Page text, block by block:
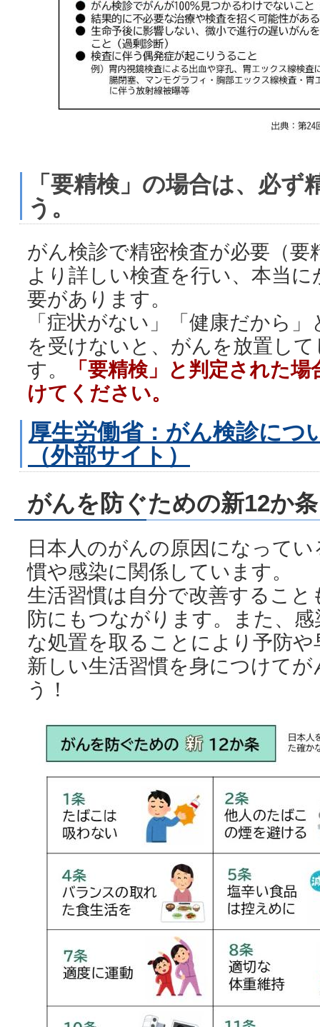
「要精検」の場合は、必
う。
がん検診で精密検査が必要（
より詳しい検査を行い、本当
要があります。
「症状がない」「健康だから
を受けないと、がんを放置し
す。
「要精検」と判定された
けてください。
厚生労働省：がん検診につ
（外部サイト）
がんを防ぐための新12か条
日本人のがんの原因になって
慣や感染に関係しています。
生活習慣は自分で改善するこ
防にもつながります。また、
な処置を取ることにより予防
新しい生活習慣を身につけて
う！